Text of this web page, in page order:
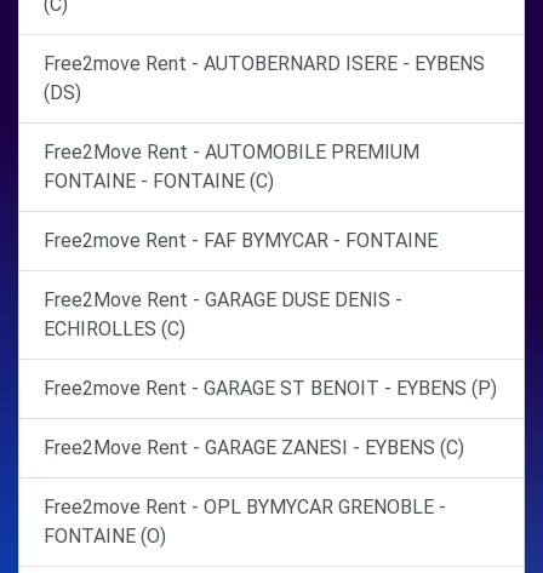
Free2move Rent - AUTOBERNARD ISERE - EYBENS
(DS)
Free2Move Rent - AUTOMOBILE PREMIUM
FONTAINE - FONTAINE (C)
Free2move Rent - FAF BYMYCAR - FONTAINE
Free2Move Rent - GARAGE DUSE DENIS -
ECHIROLLES (C)
Free2move Rent - GARAGE ST BENOIT - EYBENS (P)
Free2Move Rent - GARAGE ZANESI - EYBENS (C)
Free2move Rent - OPL BYMYCAR GRENOBLE -
FONTAINE (O)